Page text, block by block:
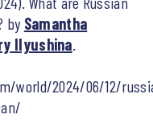
by Samantha
Ilyushina.
world/2024/06/12/